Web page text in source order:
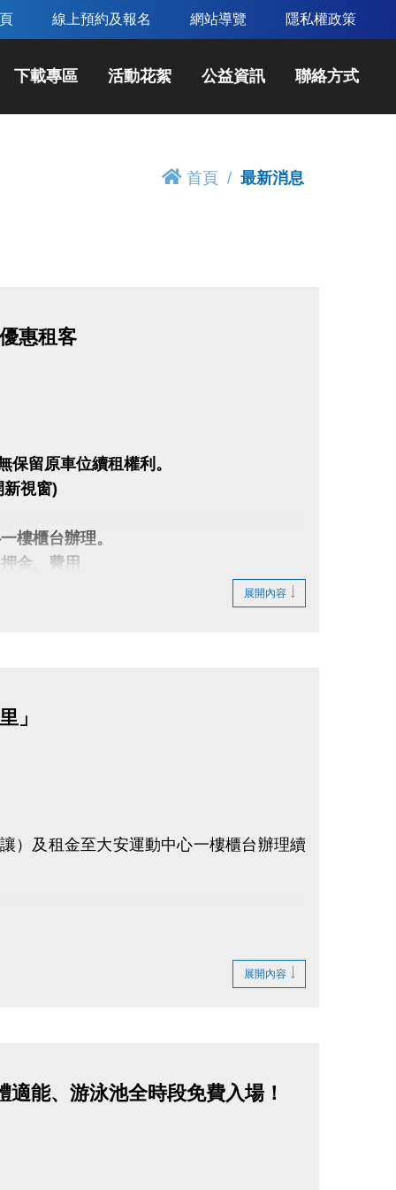
線上預約及報名 網站導覽 隱私權政策
下載專區 活動花絮 公益資訊 聯絡方式
首頁 最新消息
惠租客
留原車位續租權利。
視窗)
樓櫃台辦理。
金、費用
情請參照租用抽籤辦法），不符規定者皆
展開內容
」
）及租金至大安運動中心一樓櫃台辦理續
展開內容
適能、游泳池全時段免費入場！